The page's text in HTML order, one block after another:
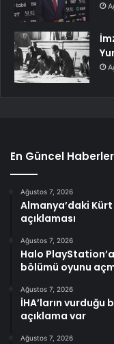
En Güncel Haberler
Ağustos 7, 2026
Almanya’daki
açıklaması
Ağustos 7, 2026
Halo
bölümü oyunu
Ağustos 7, 2026
İHA’ların
açıklama var
Ağustos 7, 2026